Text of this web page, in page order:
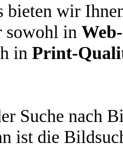
bieten wir
sowohl in
in Print-
Suche nach
ist die